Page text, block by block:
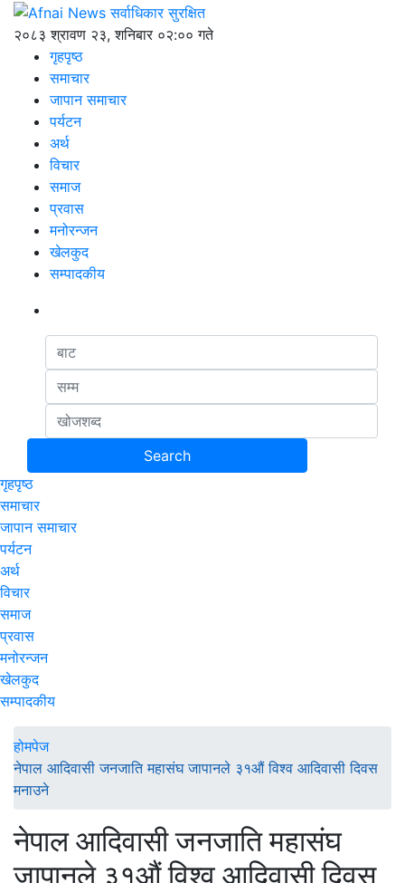
२०८३ श्रावण २३, शनिबार ०२:०० गते
गृहपृष्ठ
समाचार
जापान समाचार
पर्यटन
अर्थ
विचार
समाज
प्रवास
मनोरन्जन
खेलकुद
सम्पादकीय
गृहपृष्ठ
समाचार
जापान समाचार
पर्यटन
अर्थ
विचार
समाज
प्रवास
मनोरन्जन
खेलकुद
सम्पादकीय
होमपेज
नेपाल आदिवासी जनजाति महासंघ जापानले ३१औं विश्व आदिवासी दिवस
मनाउने
नेपाल आदिवासी जनजाति महासंघ
जापानले ३१औं विश्व आदिवासी दिवस